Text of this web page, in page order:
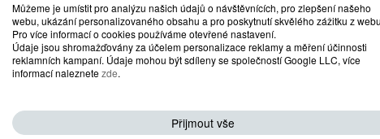
Můžeme je umístit pro analýzu našich údajů o návštěvnících, pro zlepšení našeho
webu, ukázání personalizovaného obsahu a pro poskytnutí skvělého zážitku z
Pro více informací o cookies používáme otevřené nastavení.
Údaje jsou shromažďovány za účelem personalizace reklamy a měření účinnosti
reklamních kampaní. Údaje mohou být sdíleny se společností Google LLC, více
informací naleznetezde.
Přijmout vše